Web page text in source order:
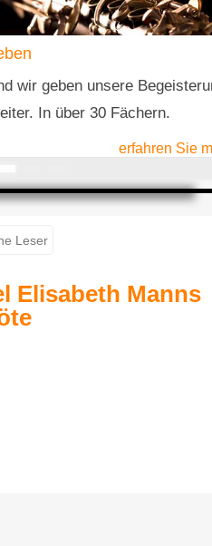
wir geben unsere
In über 30 Fächern.
erfahren Sie
Leser
Elisabeth Manns